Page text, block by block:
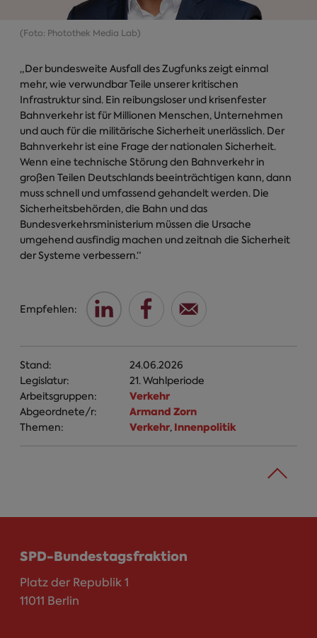
(Foto: Photothek Media Lab)
„Der bundesweite Ausfall des Zugfunks zeigt einmal
mehr, wie verwundbar Teile unserer kritischen
Infrastruktur sind. Ein reibungsloser und krisenfester
Bahnverkehr ist für Millionen Menschen, Unternehmen
und auch für die militärische Sicherheit unerlässlich. Der
Bahnverkehr ist eine Frage der nationalen Sicherheit.
Wenn eine technische Störung den Bahnverkehr in
großen Teilen Deutschlands beeinträchtigen kann, dann
muss schnell und umfassend gehandelt werden. Die
Sicherheitsbehörden, die Bahn und das
Bundesverkehrsministerium müssen die Ursache
umgehend ausfindig machen und zeitnah die Sicherheit
der Systeme verbessern.“
Empfehlen:
Stand:
24.06.2026
Legislatur:
21. Wahlperiode
Arbeitsgruppen:
Verkehr
Abgeordnete/r: Armand Zorn
Themen: Verkehr, Innenpolitik
SPD-Bundestagsfraktion
Platz der Republik 1
11011 Berlin